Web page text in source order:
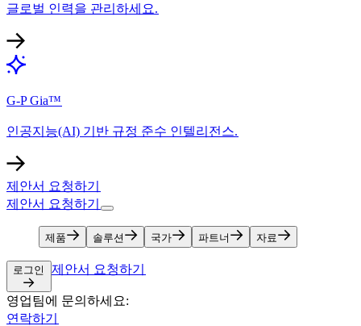
글로벌 인력을 관리하세요.​​
G-P Gia™​​
인공지능(AI) 기반 규정 준수 인텔리전스.​​
제안서 요청하기​​
제안서 요청하기​​
제품​​ 솔루션​​ 국가​​ 파트너​​ 자료​​
로그인​​ 제안서 요청하기​​
영업팀에 문의하세요:​​
연락하기​​